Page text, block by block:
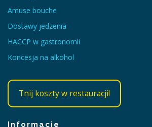
Amuse bouche
Dostawy jedzenia
HACCP w gastronomii
Koncesja na alkohol
Tnij koszty w restauracji!
Informacje